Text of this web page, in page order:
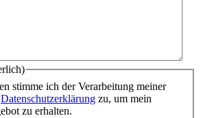
stimme ich der Verarbeitung meiner
Datenschutzerklärung zu, um mein
zu erhalten.